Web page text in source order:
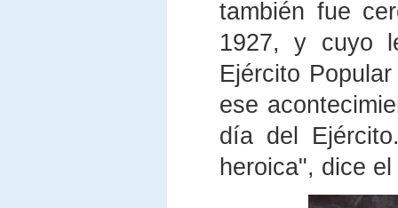
también fue
1927, y cuyo
Ejército
ese
día del
heroica", dice